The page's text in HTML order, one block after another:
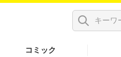
コミック